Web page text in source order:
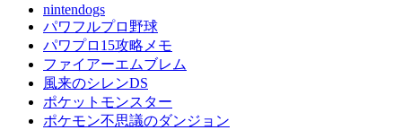
nintendogs
パワフルプロ野球
パワプロ15攻略メモ
ファイアーエムブレム
風来のシレンDS
ポケットモンスター
ポケモン不思議のダンジョン